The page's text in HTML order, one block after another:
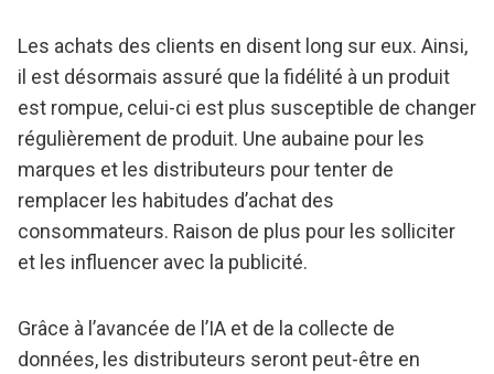
Les achats des clients en disent long sur eux. Ainsi,
il est désormais assuré que la fidélité à un produit
est rompue, celui-ci est plus susceptible de changer
régulièrement de produit. Une aubaine pour les
marques et les distributeurs pour tenter de
remplacer les habitudes d’achat des
consommateurs. Raison de plus pour les solliciter
et les influencer avec la publicité.
Grâce à l’avancée de l’IA et de la collecte de
données, les distributeurs seront peut-être en